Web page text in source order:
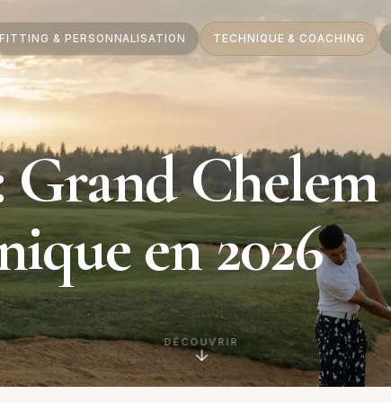
FITTING & PERSONNALISATION TECHNIQUE & COACHING
Chelem
en 2026
DÉCOUVRIR